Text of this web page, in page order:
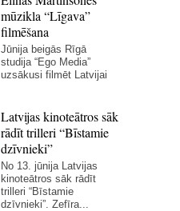
mūzikla “Līgava”
filmēšana
Jūnija beigās Rīgā
studija “Ego Media”
uzsākusi filmēt Latvijai
Latvijas kinoteātros sāk
rādīt trilleri “Bīstamie
dzīvnieki”
No 13. jūnija Latvijas
kinoteātros sāk rādīt
trilleri “Bīstamie
dzīvnieki”. Zefīra...